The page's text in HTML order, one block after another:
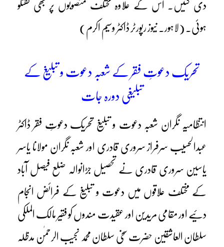
دی گئیں۔ اس کے علاوہ مختلف منصوبوں پر بھی گفتگو
ہوئی۔ (لاہور۔ نیوز رپورٹر ڈاکٹر وسیم اکرم)
تحریک دعوتِ فقر کے شعبہ دعوت و تبلیغ کے
تبلیغی دورہ جات
انتظامیہ نگران شعبہ دعوت و تبلیغ تحریک دعوتِ فقر ڈاکٹر
عبدالحسیب سرفراز سروری قادری اور شعبہ نگران مولانا یاسر
یاسین سروری قادری نے تحصیل جڑانوالہ ضلع فیصل آباد
کے مختلف علاقوں میں دعوت و تبلیغ کے فرائض انجام
دئیے اور مقامی مریدین اور عقیدت مندوں کو فقیر مالک الملکی
سلطان العاشقین حضرت سخی سلطان محمد نجیب الرحمٰن مدظلہ